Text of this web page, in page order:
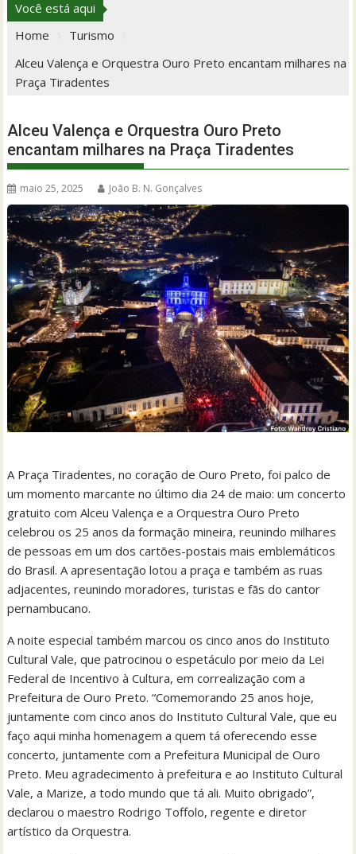
Você está aqui
Home
Turismo
Alceu Valença e Orquestra Ouro Preto encantam milhares na
Praça Tiradentes
Alceu Valença e Orquestra Ouro Preto
encantam milhares na Praça Tiradentes
maio 25, 2025 João B. N. Gonçalves
A Praça Tiradentes, no coração de Ouro Preto, foi palco de
um momento marcante no último dia 24 de maio: um concerto
gratuito com Alceu Valença e a Orquestra Ouro Preto
celebrou os 25 anos da formação mineira, reunindo milhares
de pessoas em um dos cartões-postais mais emblemáticos
do Brasil. A apresentação lotou a praça e também as ruas
adjacentes, reunindo moradores, turistas e fãs do cantor
pernambucano.
A noite especial também marcou os cinco anos do Instituto
Cultural Vale, que patrocinou o espetáculo por meio da Lei
Federal de Incentivo à Cultura, em correalização com a
Prefeitura de Ouro Preto. “Comemorando 25 anos hoje,
juntamente com cinco anos do Instituto Cultural Vale, que eu
faço aqui minha homenagem a quem tá oferecendo esse
concerto, juntamente com a Prefeitura Municipal de Ouro
Preto. Meu agradecimento à prefeitura e ao Instituto Cultural
Vale, a Marize, a todo mundo que tá ali. Muito obrigado”,
declarou o maestro Rodrigo Toffolo, regente e diretor
artístico da Orquestra.